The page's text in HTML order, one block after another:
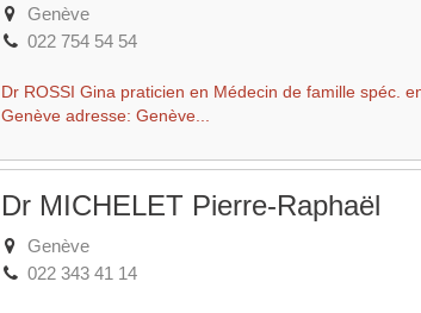
Genève
022 754 54 54
Dr ROSSI Gina praticien en Médecin de famille spéc.
Genève adresse: Genève...
Dr MICHELET Pierre-Raphaël
Genève
022 343 41 14